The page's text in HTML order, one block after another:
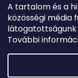
A tartalom és a
közösségi média
látogatottságunk
További
Megjegyzés: A
egyenletes